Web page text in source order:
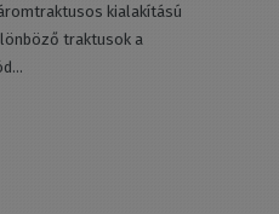
kialakítású
traktusok a